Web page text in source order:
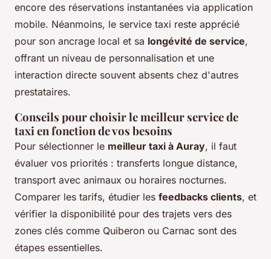
encore des réservations instantanées via application
mobile. Néanmoins, le service taxi reste apprécié
pour son ancrage local et sa longévité de service,
offrant un niveau de personnalisation et une
interaction directe souvent absents chez d'autres
prestataires.
Conseils pour choisir le meilleur service de
taxi en fonction de vos besoins
Pour sélectionner le meilleur taxi à Auray, il faut
évaluer vos priorités : transferts longue distance,
transport avec animaux ou horaires nocturnes.
Comparer les tarifs, étudier les feedbacks clients, et
vérifier la disponibilité pour des trajets vers des
zones clés comme Quiberon ou Carnac sont des
étapes essentielles.